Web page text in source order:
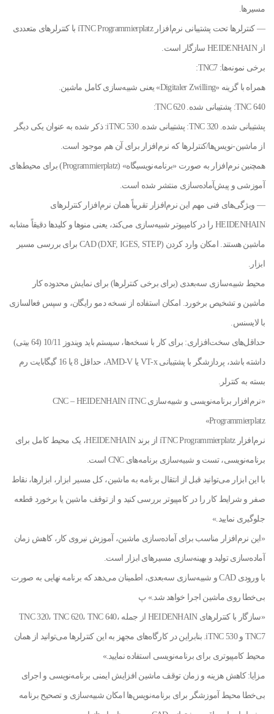
مسیرها.
— کنترلرها تحت پشتیبانی نرم‌افزار iTNC Programmierplatz با کنترلرهای متعددی
از HEIDENHAIN سازگار است.
برخی نمونه‌ها: TNC7:
همراه با گزینه «Digitaler Zwilling» یعنی شبیه‌سازی کامل ماشین.
TNC 640: پشتیبانی شده. TNC 620:
پشتیبانی شده. TNC 320: پشتیبانی شده. iTNC 530: ذکر شده به عنوان یکی دیگر
از ماشین-نویس‌ها/کنترلرها که نرم‌افزار برای آن هم موجود است.
همچنین نرم‌افزار به صورت «برنامه‌نویسی­گاه» (Programmierplatz) برای محیط‌های
آموزشی و پیش‌آماده‌سازی منتشر شده است.
— ویژگی‌های فنی مهم این نرم‌افزار تقریباً همان نرم‌افزار کنترلرهای
HEIDENHAIN را در کامپیوتر شبیه‌سازی می‌کند، یعنی منوها و کلیدها دقیقاً مشابه
ماشین هستند. امکان وارد کردن CAD (DXF, IGES, STEP) برای بررسی مسیر
ابزار.
محیط شبیه‌سازی سه‌بعدی (برای برخی کنترلرها) برای نمایش محدوده کار
ماشین و تشخیص برخورد. امکان استفاده از نسخه دمو رایگان، و سپس فعال­سازی
با لایسنس.
حداقل‌های سخت‌افزاری: برای کار با نسخه‌ها، سیستم باید ویندوز 10/11 (64 بیتی)
داشته باشد، پردازشگر با پشتیبانی VT-x یا AMD-V، حداقل 8 یا 16 گیگابایت رم
بسته به کنترلر.
«نرم‌افزار برنامه‌نویسی و شبیه‌سازی CNC – HEIDENHAIN iTNC
Programmierplatz»
نرم‌افزار iTNC Programmierplatz از برند HEIDENHAIN، یک محیط کامل برای
برنامه‌نویسی، تست و شبیه‌سازی برنامه‌های CNC است.
با این ابزار می‌توانید قبل از انتقال برنامه به ماشین، کل مسیر ابزار، ابزارها، نقاط
صفر و شرایط کار را در کامپیوتر بررسی کنید و از توقف ماشین یا برخورد قطعه
جلوگیری نمایید.»
«این نرم‌افزار مناسب برای آماده‌سازی ماشین، آموزش نیروی کار، کاهش زمان
آماده‌سازی تولید و بهینه‌سازی مسیرهای ابزار است.
با ورودی CAD و شبیه‌سازی سه‌بعدی، اطمینان می‌دهد که برنامه نهایی به صورت
بی‌خطا روی ماشین اجرا خواهد شد.» پ
«سازگار با کنترلرهای HEIDENHAIN از جمله TNC 320، TNC 620، TNC 640،
TNC7 و iTNC 530. بنابراین در کارگاه‌های مجهز به این کنترلرها می‌توانید از همان
محیط کامپیوتری برای برنامه‌نویسی استفاده نمایید.»
مزایا: کاهش هزینه و زمان توقف ماشین افزایش ایمنی برنامه‌نویسی و اجرای
بی‌خطا محیط آموزشگر برای برنامه‌نویس‌ها امکان شبیه‌سازی و تصحیح برنامه